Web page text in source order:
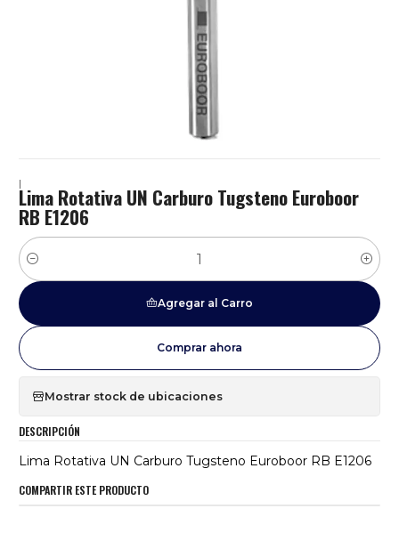
|
Lima Rotativa UN Carburo Tugsteno Euroboor
RB E1206
Cantidad
Agregar al Carro
Comprar ahora
Mostrar stock de ubicaciones
DESCRIPCIÓN
Lima Rotativa UN Carburo Tugsteno Euroboor RB E1206
COMPARTIR ESTE PRODUCTO